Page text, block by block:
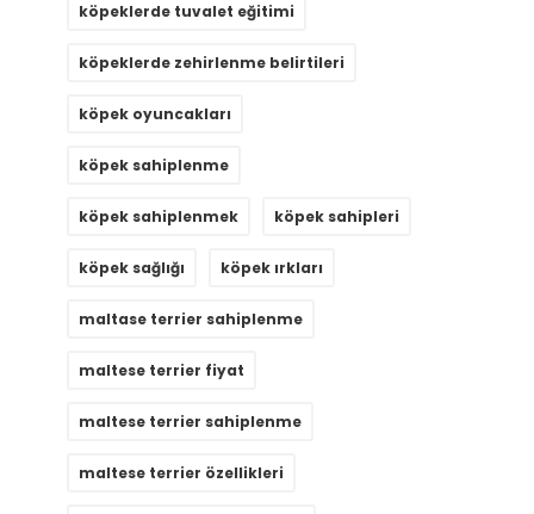
köpeklerde tuvalet eğitimi
köpeklerde zehirlenme belirtileri
köpek oyuncakları
köpek sahiplenme
köpek sahiplenmek köpek sahipleri
köpek sağlığı köpek ırkları
maltase terrier sahiplenme
maltese terrier fiyat
maltese terrier sahiplenme
maltese terrier özellikleri